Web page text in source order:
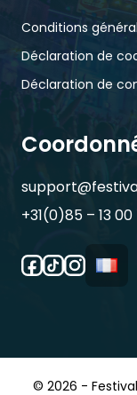
Conditions
Déclaration de
Déclaration de
+31(0)85 – 13
© 2026 -